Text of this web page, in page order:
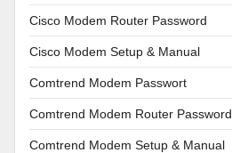
Cisco Modem Router Password
Cisco Modem Setup & Manual
Comtrend Modem Passwort
Comtrend Modem Router Password
Comtrend Modem Setup & Manual